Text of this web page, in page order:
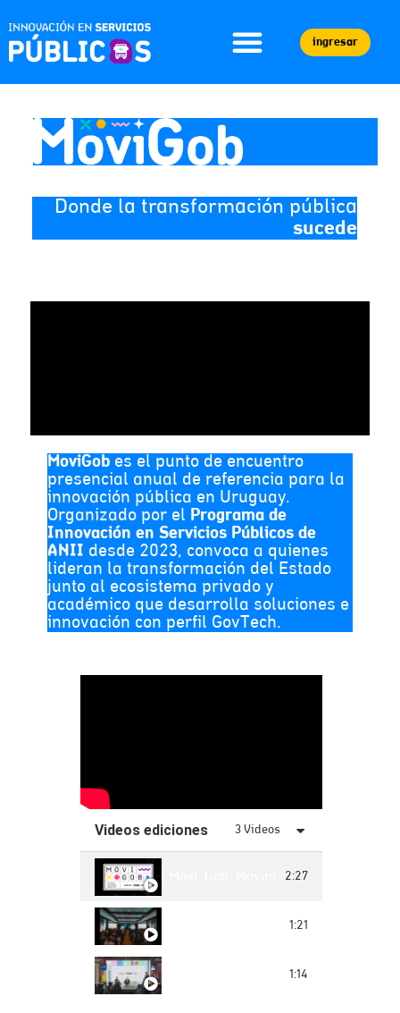
ingresar
Donde la transformación pública
sucede
MoviGobes el punto de encuentro
presencial anual de referencia para la
innovación pública en Uruguay.
Organizado por el Programa de
Innovación en Servicios Públicos de
ANII desde 2023, convoca a quienes
lideran la transformación del Estado
junto al ecosistema privado y
académico que desarrolla soluciones e
innovación con perfil GovTech.
Videos ediciones 3 Videos
Movi_Gob: Movimiento de
2:27
MoviGob 2024: Nos inflamos de
1:21
1:14